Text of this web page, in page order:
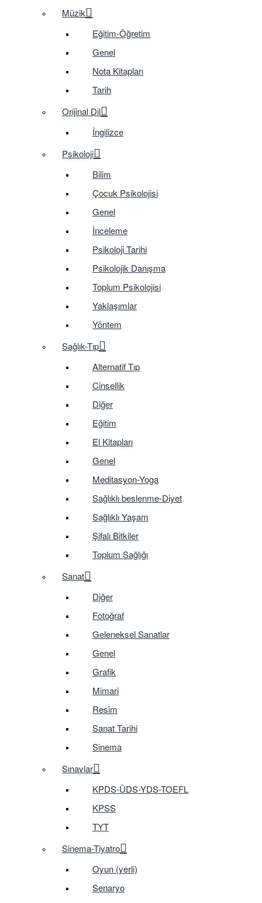
Müzik
Eğitim-Öğretim
Genel
Nota Kitapları
Tarih
Orijinal Dil
İngilizce
Psikoloji
Bilim
Çocuk Psikolojisi
Genel
İnceleme
Psikoloji Tarihi
Psikolojik Danışma
Toplum Psikolojisi
Yaklaşımlar
Yöntem
Sağlık-Tıp
Alternatif Tıp
Cinsellik
Diğer
Eğitim
El Kitapları
Genel
Meditasyon-Yoga
Sağlıklı beslenme-Diyet
Sağlıklı Yaşam
Şifalı Bitkiler
Toplum Sağlığı
Sanat
Diğer
Fotoğraf
Geleneksel Sanatlar
Genel
Grafik
Mimari
Resim
Sanat Tarihi
Sinema
Sınavlar
KPDS-ÜDS-YDS-TOEFL
KPSS
TYT
Sinema-Tiyatro
Oyun (yerli)
Senaryo